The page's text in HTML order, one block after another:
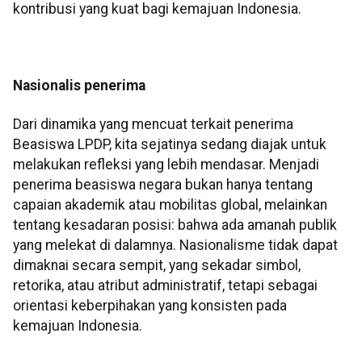
kontribusi yang kuat bagi kemajuan Indonesia.
Nasionalis penerima
Dari dinamika yang mencuat terkait penerima
Beasiswa LPDP, kita sejatinya sedang diajak untuk
melakukan refleksi yang lebih mendasar. Menjadi
penerima beasiswa negara bukan hanya tentang
capaian akademik atau mobilitas global, melainkan
tentang kesadaran posisi: bahwa ada amanah publik
yang melekat di dalamnya. Nasionalisme tidak dapat
dimaknai secara sempit, yang sekadar simbol,
retorika, atau atribut administratif, tetapi sebagai
orientasi keberpihakan yang konsisten pada
kemajuan Indonesia.